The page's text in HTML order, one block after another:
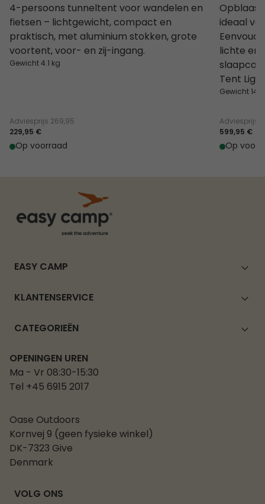
4-persoons tunneltent voor wandelen en
fietsen – lichtgewicht, compact en
praktisch, met aluminium stokken, grote
voortent, voor- en zij-ingang.
Gewicht 4.1 kg
Adviesprijs 269,95
229,95 €
Op voorraad
ideaal
lichte en
Tent
Gewicht 14.1
Adviesprijs
599,95 €
Op
EASY CAMP
KLANTENSERVICE
CATEGORIEËN
OPENINGEN UREN
Ma - Vr 08:30-15:30
Tel +45 6915 2017
Oase Outdoors
Kornvej 9 (geen fysieke winkel)
DK-7323 Give
Denmark
VOLG ONS